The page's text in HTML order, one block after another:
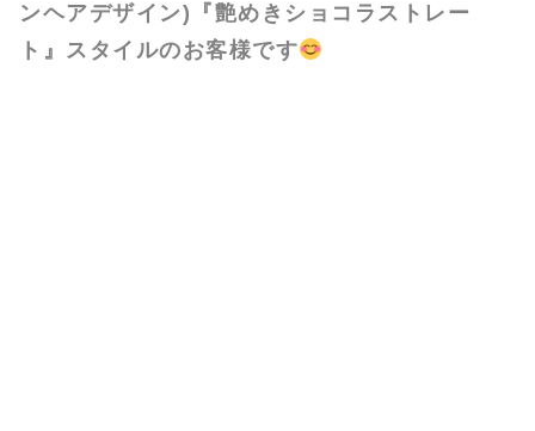
ンヘアデザイン)『艶めきショコラストレー
ト』スタイルのお客様です